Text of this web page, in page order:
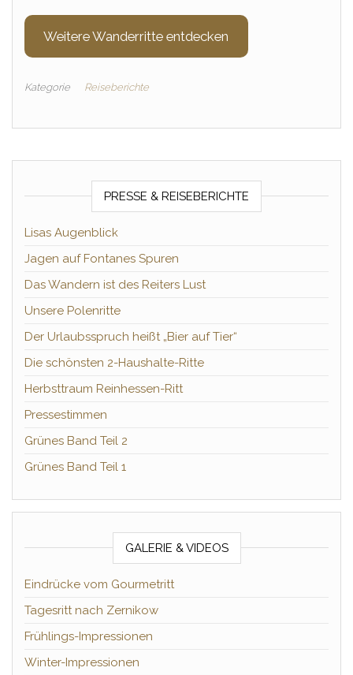
Weitere Wanderritte entdecken
Kategorie Reiseberichte
PRESSE & REISEBERICHTE
Lisas Augenblick
Jagen auf Fontanes Spuren
Das Wandern ist des Reiters Lust
Unsere Polenritte
Der Urlaubsspruch heißt „Bier auf Tier“
Die schönsten 2-Haushalte-Ritte
Herbsttraum Reinhessen-Ritt
Pressestimmen
Grünes Band Teil 2
Grünes Band Teil 1
GALERIE & VIDEOS
Eindrücke vom Gourmetritt
Tagesritt nach Zernikow
Frühlings-Impressionen
Winter-Impressionen